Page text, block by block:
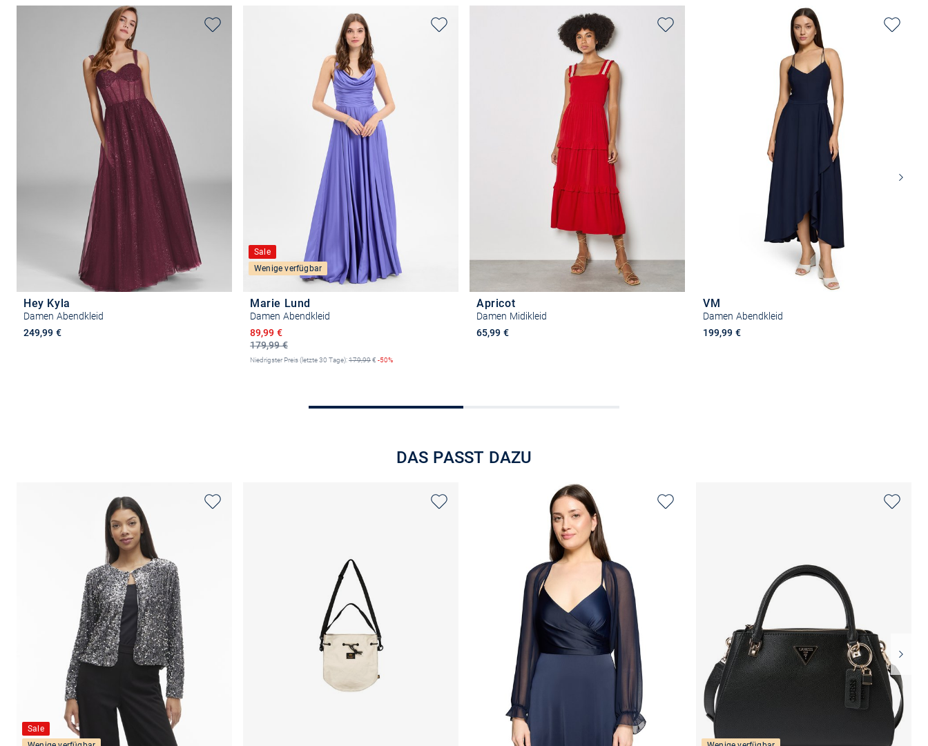
Hey Kyla
Damen Abendkleid
249,99 €
Sale
Wenige verfügbar
Marie Lund
Damen Abendkleid
179,99 €
Ermäßigter Preis
89,99 €
Niedrigster Preis (letzte 30 Tage):179,99€ -50%
Apricot
Damen Midikleid
65,99 €
VM
Damen Abendkleid
199,99 €
DAS PASST DAZU
Sale